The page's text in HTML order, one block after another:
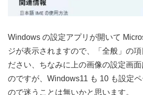
Windows の設定アプリが開いて
ジが表示されますので、「全般」の項
ださい、ちなみに上の画像の設定画
のですが、Windows11 も 10 も設定
ので迷うことは無いかと思います。